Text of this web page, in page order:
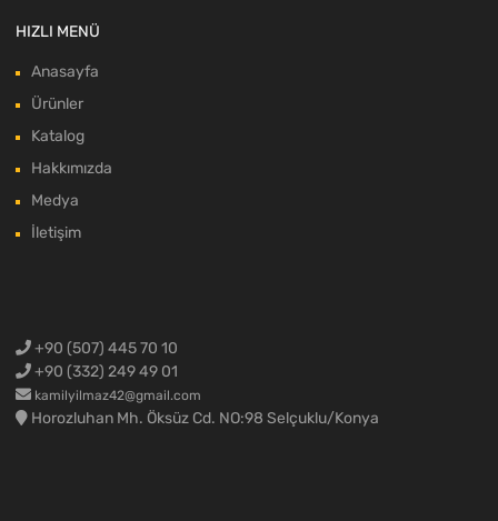
HIZLI MENÜ
Anasayfa
Ürünler
Katalog
Hakkımızda
Medya
İletişim
+90 (507) 445 70 10
+90 (332) 249 49 01
kamilyilmaz42@gmail.com
Horozluhan Mh. Öksüz Cd. NO:98 Selçuklu/Konya